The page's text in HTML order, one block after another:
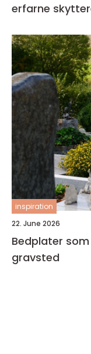
erfarne
inspiration
22. June 2026
Bedplater
gravsted